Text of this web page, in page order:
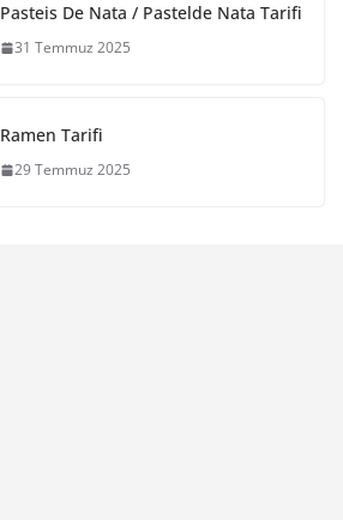
Pasteis De Nata / Pastelde Nata Tarifi
31 Temmuz 2025
Ramen Tarifi
29 Temmuz 2025